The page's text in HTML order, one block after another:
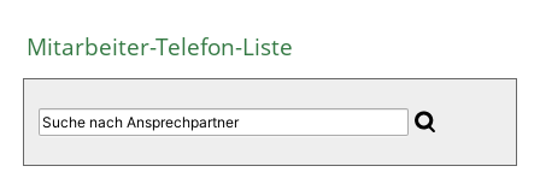
Mitarbeiter-Telefon-Liste